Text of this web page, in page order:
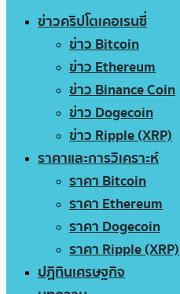
ข่าวคริปโตเคอเรนซี่
ข่าว Bitcoin
ข่าว Ethereum
ข่าว Binance Coin
ข่าว Dogecoin
ข่าว Ripple (XRP)
ราคาและการวิเคราะห์
ราคา Bitcoin
ราคา Ethereum
ราคา Dogecoin
ราคา Ripple (XRP)
ปฏิทินเศรษฐกิจ